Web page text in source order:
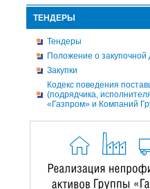
ТЕНДЕРЫ
Тендеры
Положение о закупочной
Закупки
Кодекс поведения
(подрядчика,
«Газпром» и Компаний